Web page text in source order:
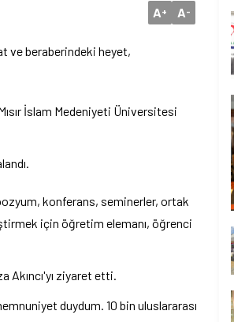
A+ A-
ve beraberindeki heyet,
İslam Medeniyeti Üniversitesi
konferans, seminerler, ortak
için öğretim elemanı, öğrenci
Akıncı'yı ziyaret etti.
duydum. 10 bin uluslararası